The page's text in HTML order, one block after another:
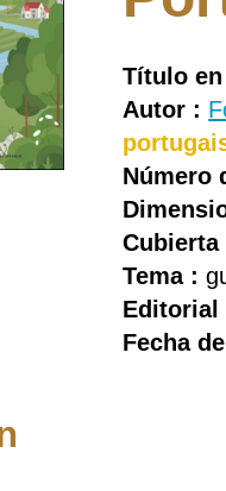
Título
Autor :
Número
Cubierta
Tema :
Fecha